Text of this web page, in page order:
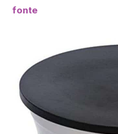
fonte